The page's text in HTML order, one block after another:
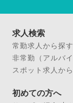
求人検索
常勤求人から探す
非常勤（アルバ
スポット求人か
初めての方へ